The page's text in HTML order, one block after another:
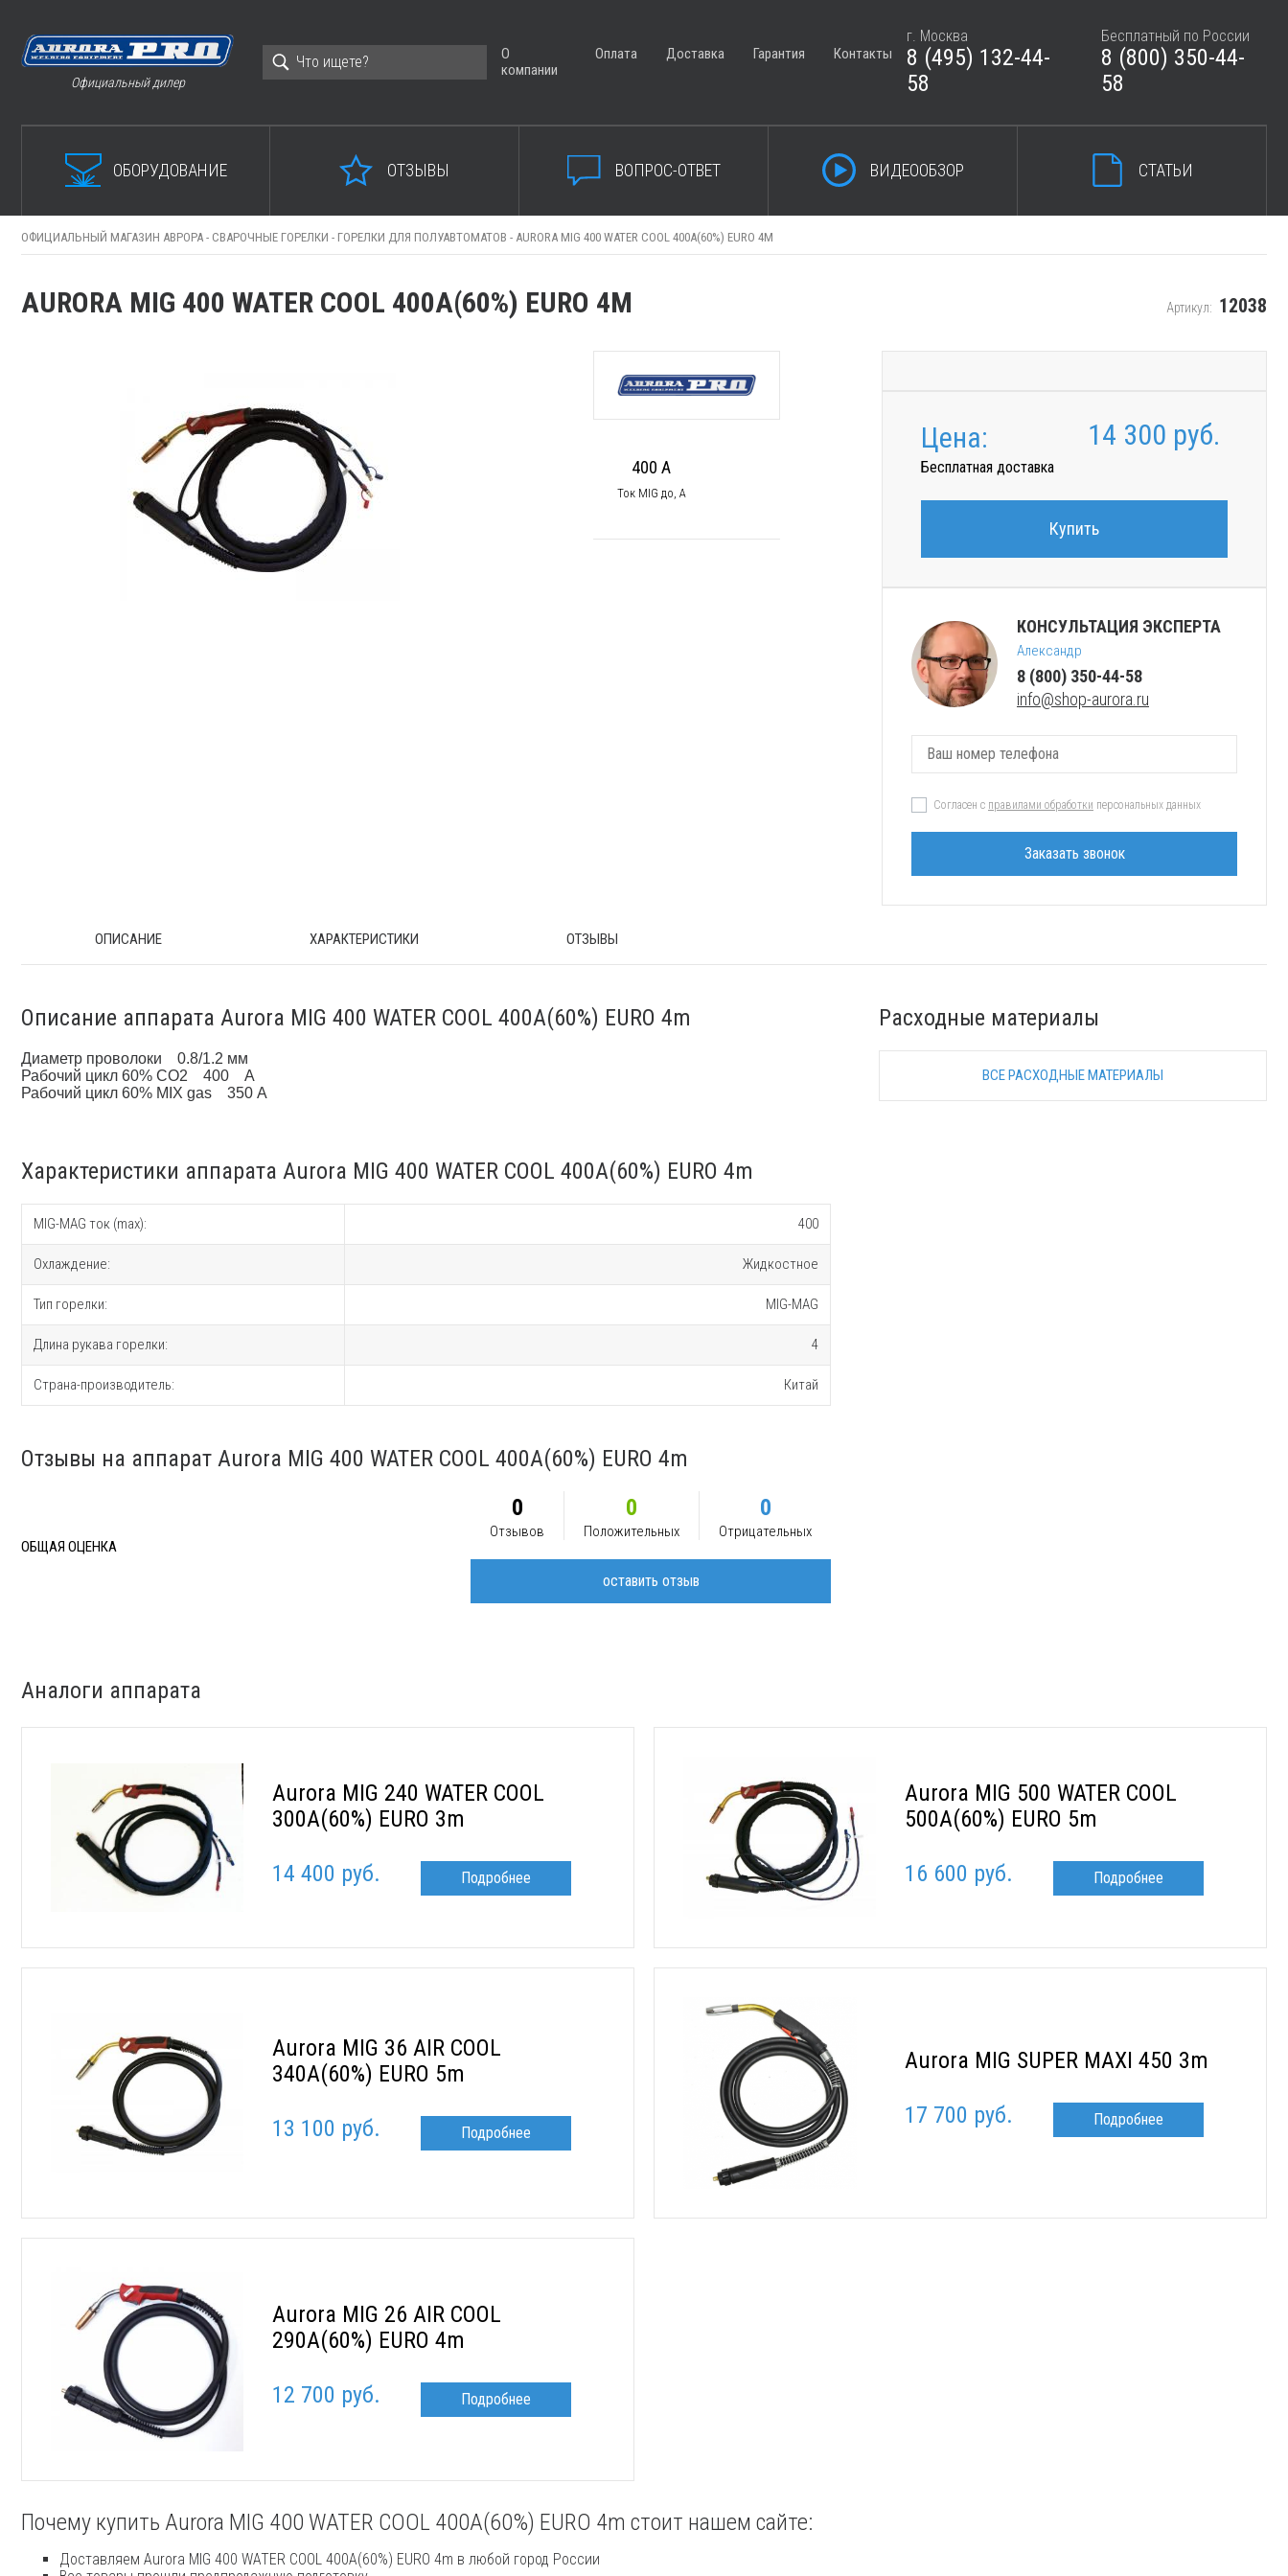
Официальный дилер
О
компании
Оплата Доставка Гарантия Контакты
г. Москва
8 (495) 132-44-
58
Бесплатный по России
8 (800) 350-44-
58
ОБОРУДОВАНИЕ ОТЗЫВЫ ВОПРОС-ОТВЕТ ВИДЕООБЗОР СТАТЬИ
ОФИЦИАЛЬНЫЙ МАГАЗИН АВРОРА - СВАРОЧНЫЕ ГОРЕЛКИ - ГОРЕЛКИ ДЛЯ ПОЛУАВТОМАТОВ - AURORA MIG 400 WATER COOL 400A(60%) EURO 4M
AURORA MIG 400 WATER COOL 400A(60%) EURO 4M Артикул: 12038
400 А
Ток MIG до, А
Цена: 14 300 руб.
Бесплатная доставка
Купить
КОНСУЛЬТАЦИЯ ЭКСПЕРТА
Александр
8 (800) 350-44-58
info@shop-aurora.ru
Согласен с правилами обработки персональных данных
Заказать звонок
ОПИСАНИЕ ХАРАКТЕРИСТИКИ ОТЗЫВЫ
Описание аппарата Aurora MIG 400 WATER COOL 400A(60%) EURO 4m
Диаметр проволоки 0.8/1.2 мм
Рабочий цикл 60% CO2 400 А
Рабочий цикл 60% MIX gas 350 А
Характеристики аппарата Aurora MIG 400 WATER COOL 400A(60%) EURO 4m
MIG-MAG ток (max): 400
Охлаждение: Жидкостное
Тип горелки: MIG-MAG
Длина рукава горелки: 4
Страна-производитель: Китай
Отзывы на аппарат Aurora MIG 400 WATER COOL 400A(60%) EURO 4m
ОБЩАЯ ОЦЕНКА
0
Отзывов
0
Положительных
0
Отрицательных
оставить отзыв
Расходные материалы
ВСЕ РАСХОДНЫЕ МАТЕРИАЛЫ
Аналоги аппарата
Aurora MIG 240 WATER COOL
300A(60%) EURO 3m
14 400 руб. Подробнее
Aurora MIG 500 WATER COOL
500A(60%) EURO 5m
16 600 руб. Подробнее
Aurora MIG 36 AIR COOL
340A(60%) EURO 5m
13 100 руб. Подробнее
Aurora MIG SUPER MAXI 450 3m
17 700 руб. Подробнее
Aurora MIG 26 AIR COOL
290A(60%) EURO 4m
12 700 руб. Подробнее
Почему купить Aurora MIG 400 WATER COOL 400A(60%) EURO 4m стоит нашем сайте:
Доставляем Aurora MIG 400 WATER COOL 400A(60%) EURO 4m в любой город России
ЗАКРЫТЬ КОРЗИНУ